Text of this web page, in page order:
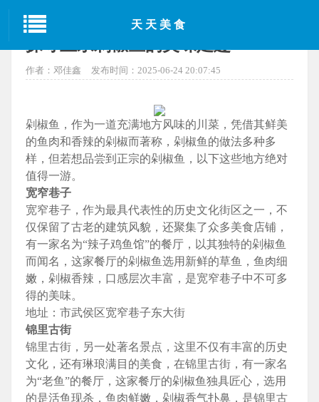
天天美食
当前位置：
作者：邓佳鑫 发布时间：2025-06-24 20:07:45
剁椒鱼，作为一道充满地方风味的川菜，凭借其鲜美
的鱼肉和香辣的剁椒而著称，剁椒鱼的做法多种多
样，但若想品尝到正宗的剁椒鱼，以下这些地方绝对
值得一游。
宽窄巷子
宽窄巷子，作为最具代表性的历史文化街区之一，不
仅保留了古老的建筑风貌，还聚集了众多美食店铺，
有一家名为“辣子鸡鱼馆”的餐厅，以其独特的剁椒鱼
而闻名，这家餐厅的剁椒鱼选用新鲜的草鱼，鱼肉细
嫩，剁椒香辣，口感层次丰富，是宽窄巷子中不可多
得的美味。
地址：市武侯区宽窄巷子东大街
锦里古街
锦里古街，另一处著名景点，这里不仅有丰富的历史
文化，还有琳琅满目的美食，在锦里古街，有一家名
为“老鱼”的餐厅，这家餐厅的剁椒鱼独具匠心，选用
的是活鱼现杀，鱼肉鲜嫩，剁椒香气扑鼻，是锦里古